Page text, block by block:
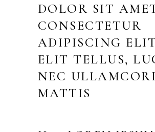
DOLOR SIT
CONSECTETUR
ADIPISCING
ELIT TELLUS,
NEC
MATTIS